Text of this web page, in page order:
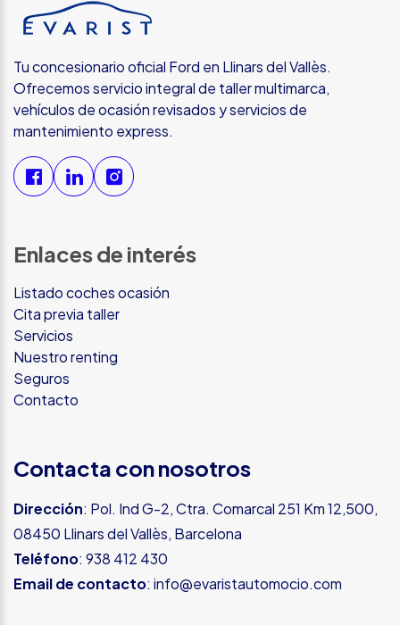
Tu concesionario oficial Ford en Llinars del Vallès.
Ofrecemos servicio integral de taller multimarca,
vehículos de ocasión revisados y servicios de
mantenimiento express.
Enlaces de interés
Listado coches ocasión
Cita previa taller
Servicios
Nuestro renting
Seguros
Contacto
Contacta con nosotros
Dirección: Pol. Ind G-2, Ctra. Comarcal 251 Km 12,500,
08450 Llinars del Vallès, Barcelona
Teléfono: 938 412 430
Email de contacto: info@evaristautomocio.com